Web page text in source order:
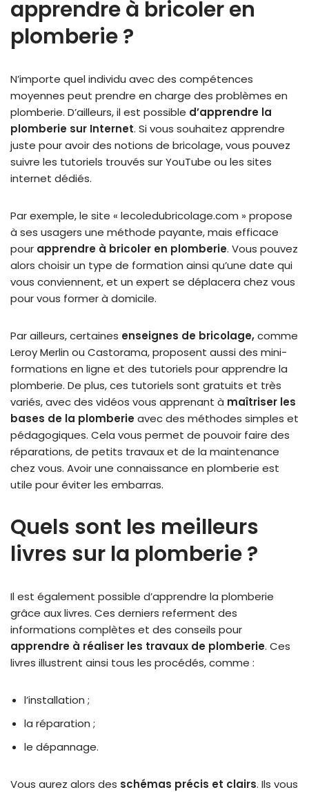
apprendre à bricoler en
plomberie ?
N’importe quel individu avec des compétences
moyennes peut prendre en charge des problèmes en
plomberie. D’ailleurs, il est possible d’apprendre la
plomberie sur Internet. Si vous souhaitez apprendre
juste pour avoir des notions de bricolage, vous pouvez
suivre les tutoriels trouvés sur YouTube ou les sites
internet dédiés.
Par exemple, le site « lecoledubricolage.com » propose
à ses usagers une méthode payante, mais efficace
pour apprendre à bricoler en plomberie. Vous pouvez
alors choisir un type de formation ainsi qu’une date qui
vous conviennent, et un expert se déplacera chez vous
pour vous former à domicile.
Par ailleurs, certaines enseignes de bricolage,comme
Leroy Merlin ou Castorama, proposent aussi des mini-
formations en ligne et des tutoriels pour apprendre la
plomberie. De plus, ces tutoriels sont gratuits et très
variés, avec des vidéos vous apprenant à maîtriser les
bases de la plomberieavec des méthodes simples et
pédagogiques. Cela vous permet de pouvoir faire des
réparations, de petits travaux et de la maintenance
chez vous. Avoir une connaissance en plomberie est
utile pour éviter les embarras.
Quels sont les meilleurs
livres sur la plomberie ?
Il est également possible d’apprendre la plomberie
grâce aux livres. Ces derniers referment des
informations complètes et des conseils pour
apprendre à réaliser les travaux de plomberie. Ces
livres illustrent ainsi tous les procédés, comme :
l’installation ;
la réparation ;
le dépannage.
Vous aurez alors des schémas précis et clairs. Ils vous